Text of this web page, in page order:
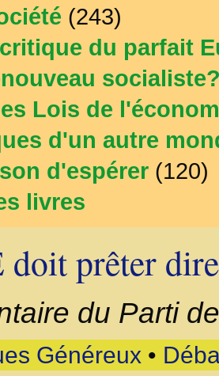
(243)
du parfait
Lois de
d'un autre
d'espérer (120)
livres
prêter
du Parti
Généreux •